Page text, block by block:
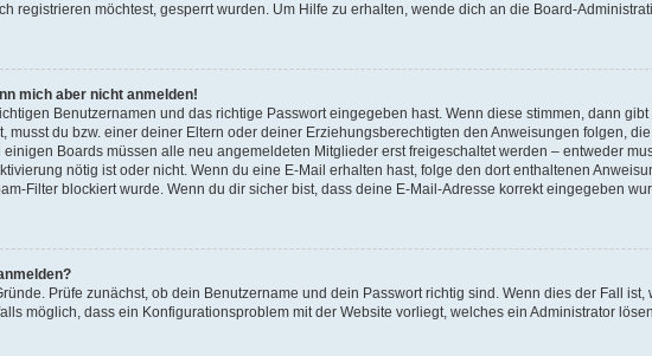
registrieren möchtest, gesperrt wurden. Um Hilfe zu erhalten, wende dich an die Board-
mich aber nicht anmelden!
Benutzernamen und das richtige Passwort eingegeben hast. Wenn diese stimmen, dann
musst du bzw. einer deiner Eltern oder deiner Erziehungsberechtigten den Anweisungen folgen,
Boards müssen alle neu angemeldeten Mitglieder erst freigeschaltet werden – entweder
nötig ist oder nicht. Wenn du eine E-Mail erhalten hast, folge den dort enthaltenen
Filter blockiert wurde. Wenn du dir sicher bist, dass deine E-Mail-Adresse korrekt eingegeben
Prüfe zunächst, ob dein Benutzername und dein Passwort richtig sind. Wenn dies der Fall
möglich, dass ein Konfigurationsproblem mit der Website vorliegt, welches ein Administrator